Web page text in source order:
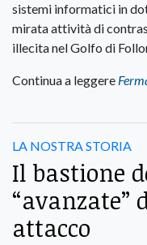
sistemi informatici in
mirata attività di
illecita nel Golfo di
Continua a leggere
LA NOSTRA STORIA
Il bastione
“avanzate”
attacco